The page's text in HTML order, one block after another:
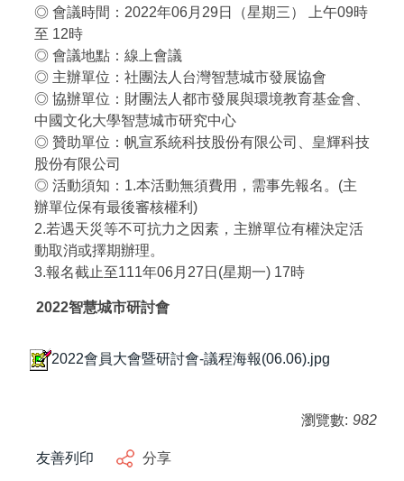
◎ 會議時間：2022年06月29日（星期三） 上午09時
至 12時
◎ 會議地點：線上會議
◎ 主辦單位：社團法人台灣智慧城市發展協會
◎ 協辦單位：財團法人都市發展與環境教育基金會、
中國文化大學智慧城市研究中心
◎ 贊助單位：帆宣系統科技股份有限公司、皇輝科技
股份有限公司
◎ 活動須知：1.本活動無須費用，需事先報名。(主
辦單位保有最後審核權利)
2.若遇天災等不可抗力之因素，主辦單位有權決定活
動取消或擇期辦理。
3.報名截止至111年06月27日(星期一) 17時
2022智慧城市研討會
2022會員大會暨研討會-議程海報(06.06).jpg
瀏覽數: 982
友善列印 分享